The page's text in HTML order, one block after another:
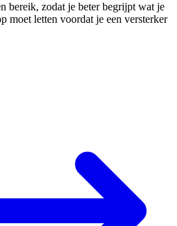
bereik, zodat je beter begrijpt wat je
moet letten voordat je een versterker